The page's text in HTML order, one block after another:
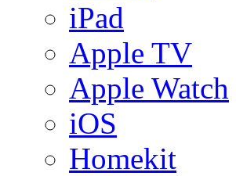
iPad
Apple TV
Apple Watch
iOS
Homekit